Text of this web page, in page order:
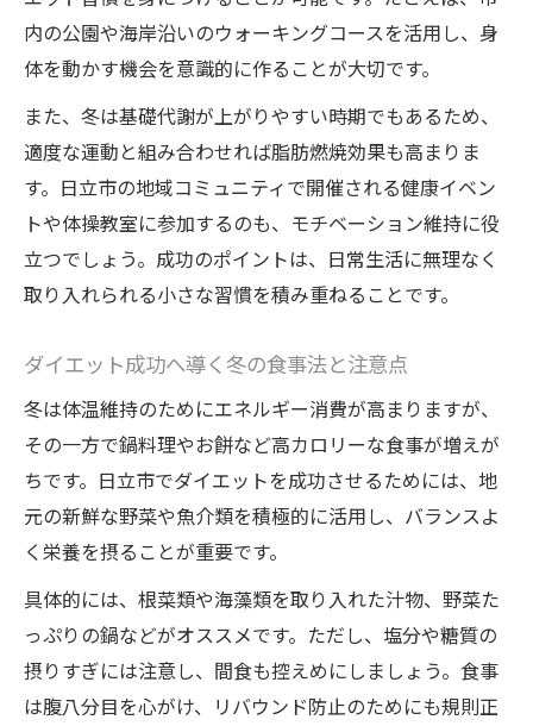
くり
健康を守る日立市流ダイエット朝活のすす
め
エステやセルフケアで冬も美ボディを維持
寒い季節に成功するダイエット術とは
寒い冬に効果的なダイエット運動の選び方
ダイエット成功者が実践する冬の温活法
冬の間食対策でダイエットをサポート
茨城県日立市発・寒さに負けない食事術
心身のバランスを意識した冬の痩せ方
ダイエットとリラクゼーションの冬バラン
ス術
ストレスフリーな冬ダイエットの心がけ
美肌を目指す冬のダイエット習慣の取り入
れ方
睡眠とダイエットの関係を冬に見直そう
心も体も整える冬のダイエットリズム
内の公園や海岸沿いのウォーキングコースを活用し、身
体を動かす機会を意識的に作ることが大切です。
また、冬は基礎代謝が上がりやすい時期でもあるため、
適度な運動と組み合わせれば脂肪燃焼効果も高まりま
す。日立市の地域コミュニティで開催される健康イベン
トや体操教室に参加するのも、モチベーション維持に役
立つでしょう。成功のポイントは、日常生活に無理なく
取り入れられる小さな習慣を積み重ねることです。
ダイエット成功へ導く冬の食事法と注意点
冬は体温維持のためにエネルギー消費が高まりますが、
その一方で鍋料理やお餅など高カロリーな食事が増えが
ちです。日立市でダイエットを成功させるためには、地
元の新鮮な野菜や魚介類を積極的に活用し、バランスよ
く栄養を摂ることが重要です。
具体的には、根菜類や海藻類を取り入れた汁物、野菜た
っぷりの鍋などがオススメです。ただし、塩分や糖質の
摂りすぎには注意し、間食も控えめにしましょう。食事
は腹八分目を心がけ、リバウンド防止のためにも規則正